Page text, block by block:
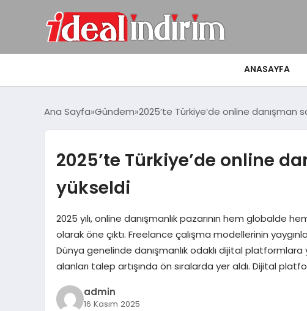
ANASAYFA
Ana Sayfa Gündem 2025’te Türkiye’de online danışman
2025’te Türkiye’de online
yükseldi
2025 yılı, online danışmanlık pazarının hem globalde
olarak öne çıktı. Freelance çalışma modellerinin
Dünya genelinde danışmanlık odaklı dijital
alanları talep artışında ön sıralarda yer aldı. Dijital
admin
16 Kasım 2025